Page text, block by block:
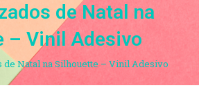
de Natal na
– Vinil Adesivo
de Natal na Silhouette – Vinil Adesivo